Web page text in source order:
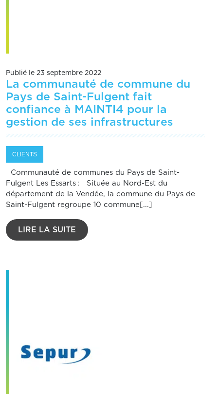
Publié le 23 septembre 2022
La communauté de commune du
Pays de Saint-Fulgent fait
confiance à MAINTI4 pour la
gestion de ses infrastructures
CLIENTS
Communauté de communes du Pays de Saint-
Fulgent Les Essarts : Située au Nord-Est du
département de la Vendée, la commune du Pays de
Saint-Fulgent regroupe 10 commune[...]
LIRE LA SUITE